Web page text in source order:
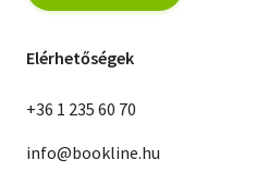
Elérhetőségek
+36 1 235 60 70
info@bookline.hu